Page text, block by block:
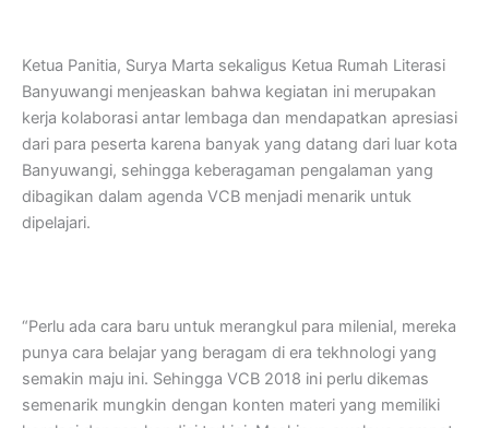
Ketua Panitia, Surya Marta sekaligus Ketua Rumah Literasi
Banyuwangi menjeaskan bahwa kegiatan ini merupakan
kerja kolaborasi antar lembaga dan mendapatkan apresiasi
dari para peserta karena banyak yang datang dari luar kota
Banyuwangi, sehingga keberagaman pengalaman yang
dibagikan dalam agenda VCB menjadi menarik untuk
dipelajari.
“Perlu ada cara baru untuk merangkul para milenial, mereka
punya cara belajar yang beragam di era tekhnologi yang
semakin maju ini. Sehingga VCB 2018 ini perlu dikemas
semenarik mungkin dengan konten materi yang memiliki